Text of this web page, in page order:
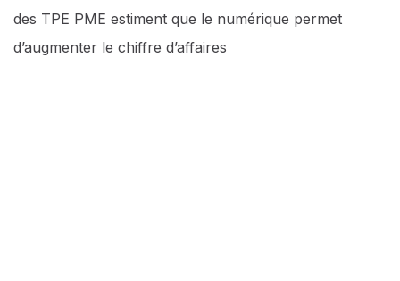
des TPE PME estiment que le numérique permet
d’augmenter le chiffre d’affaires